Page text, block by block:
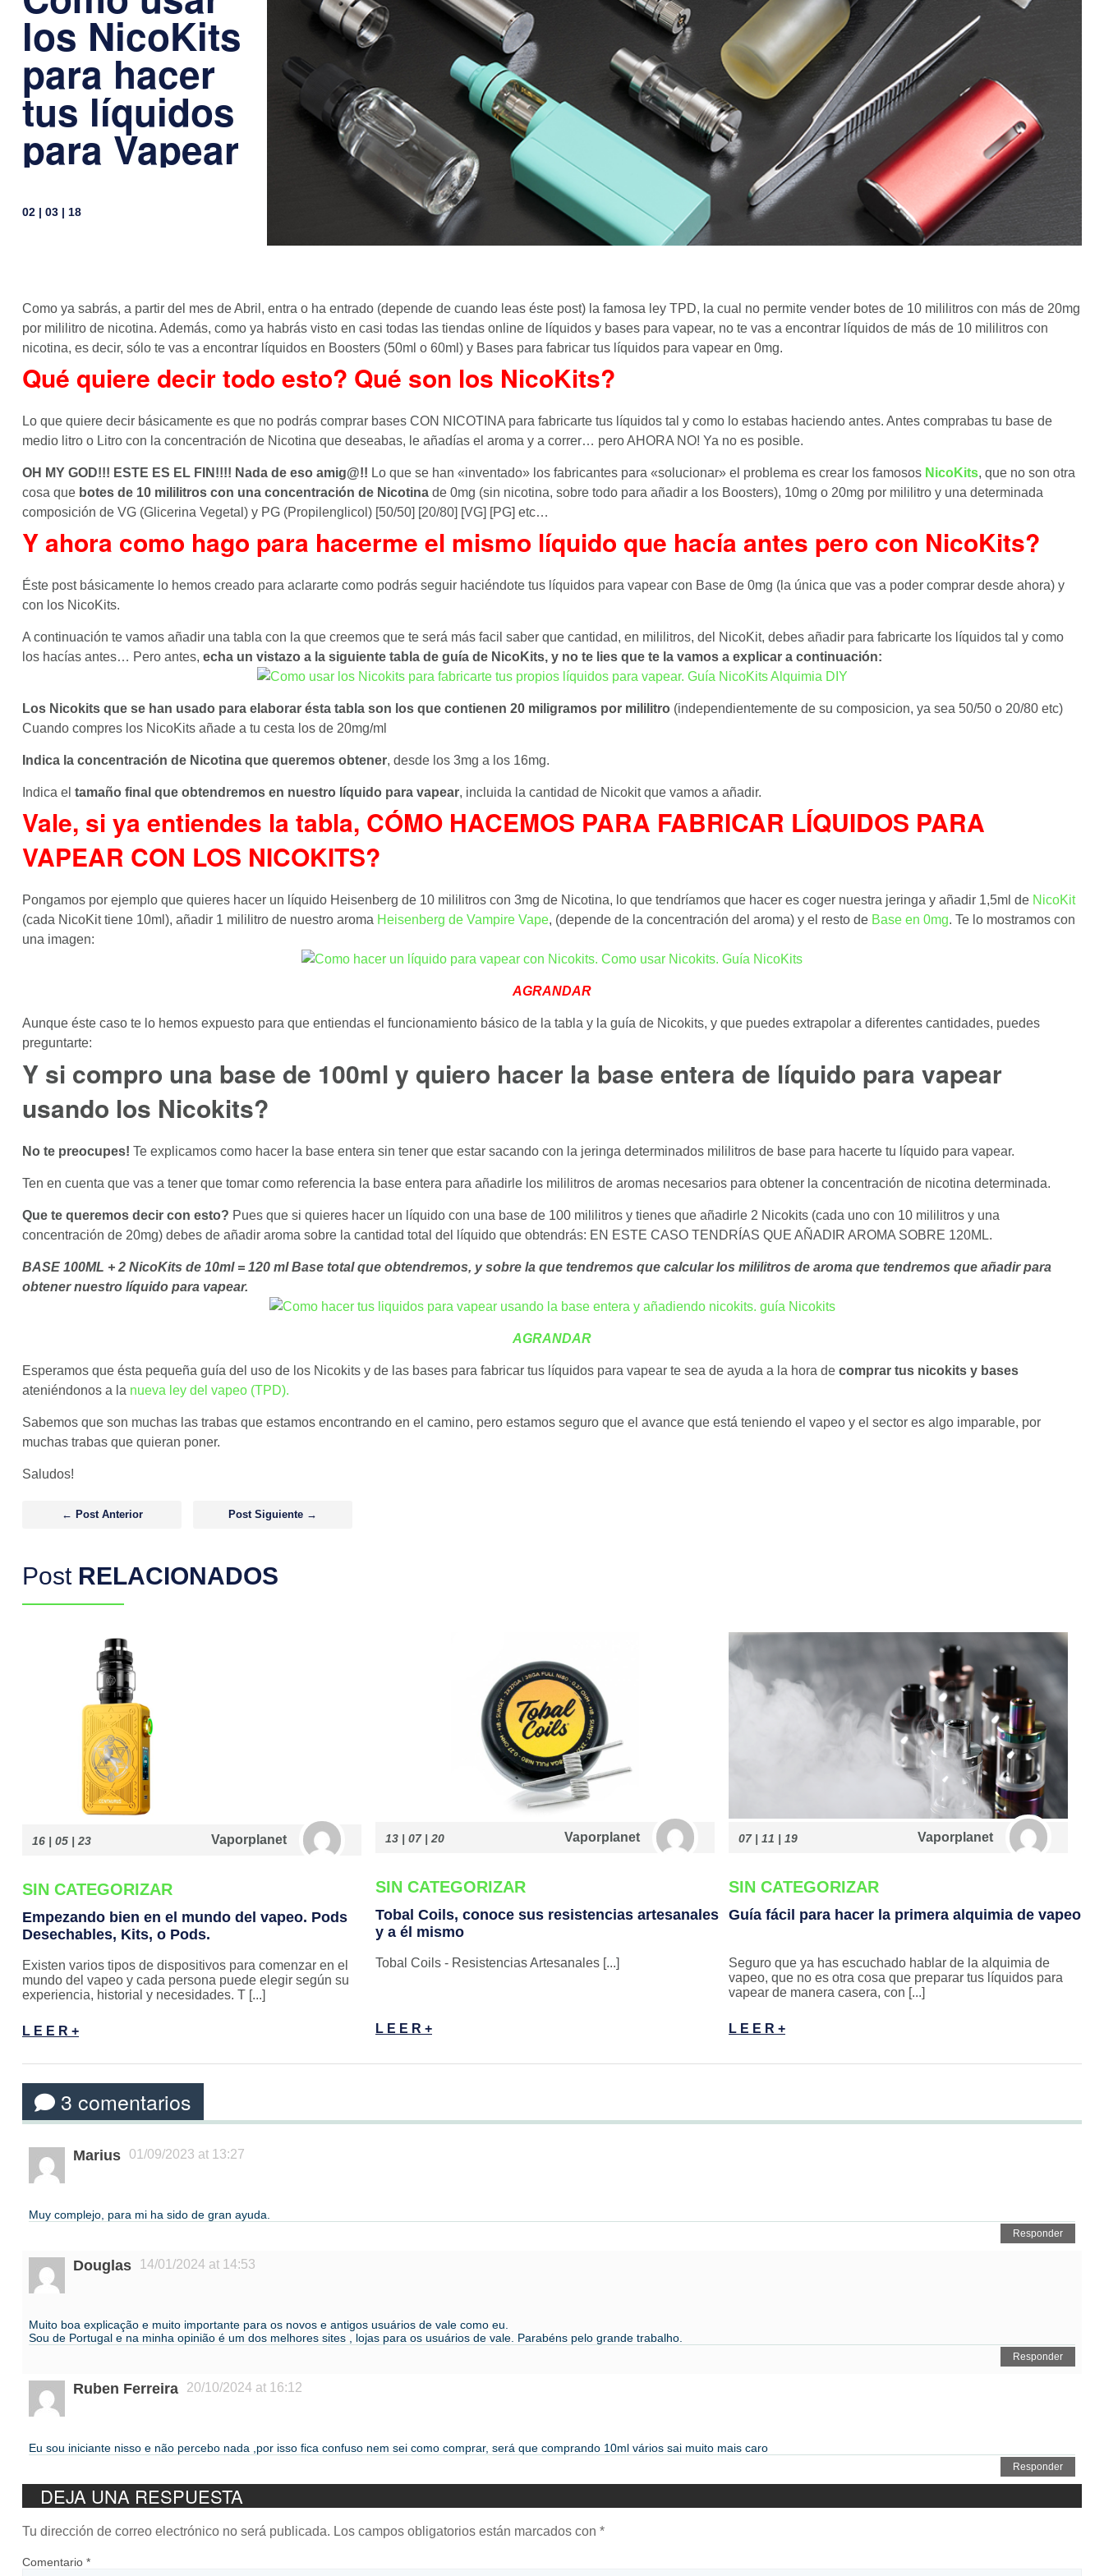
02 | 03 | 18
los NicoKits
para hacer
tus líquidos
para Vapear
Como ya sabrás, a partir del mes de Abril, entra o ha entrado (depende de cuando leas éste post) la famosa ley TPD, la cual no permite vender botes de 10 mililitros con más de 20mg
por mililitro de nicotina. Además, como ya habrás visto en casi todas las tiendas online de líquidos y bases para vapear, no te vas a encontrar líquidos de más de 10 mililitros con
nicotina, es decir, sólo te vas a encontrar líquidos en Boosters (50ml o 60ml) y Bases para fabricar tus líquidos para vapear en 0mg.
Qué quiere decir todo esto? Qué son los NicoKits?
Lo que quiere decir básicamente es que no podrás comprar bases CON NICOTINA para fabricarte tus líquidos tal y como lo estabas haciendo antes. Antes comprabas tu base de
medio litro o Litro con la concentración de Nicotina que deseabas, le añadías el aroma y a correr… pero AHORA NO! Ya no es posible.
OH MY GOD!!! ESTE ES EL FIN!!!! Nada de eso amig@!! Lo que se han «inventado» los fabricantes para «solucionar» el problema es crear los famosos NicoKits, que no son otra
cosa que botes de 10 mililitros con una concentración de Nicotina de 0mg (sin nicotina, sobre todo para añadir a los Boosters), 10mg o 20mg por mililitro y una determinada
composición de VG (Glicerina Vegetal) y PG (Propilenglicol) [50/50] [20/80] [VG] [PG] etc…
Y ahora como hago para hacerme el mismo líquido que hacía antes pero con NicoKits?
Éste post básicamente lo hemos creado para aclararte como podrás seguir haciéndote tus líquidos para vapear con Base de 0mg (la única que vas a poder comprar desde ahora) y
con los NicoKits.
A continuación te vamos añadir una tabla con la que creemos que te será más facil saber que cantidad, en mililitros, del NicoKit, debes añadir para fabricarte los líquidos tal y como
los hacías antes… Pero antes, echa un vistazo a la siguiente tabla de guía de NicoKits, y no te lies que te la vamos a explicar a continuación:
Los Nicokits que se han usado para elaborar ésta tabla son los que contienen 20 miligramos por mililitro (independientemente de su composicion, ya sea 50/50 o 20/80 etc)
Cuando compres los NicoKits añade a tu cesta los de 20mg/ml
Indica la concentración de Nicotina que queremos obtener, desde los 3mg a los 16mg.
Indica el tamaño final que obtendremos en nuestro líquido para vapear, incluida la cantidad de Nicokit que vamos a añadir.
Vale, si ya entiendes la tabla, CÓMO HACEMOS PARA FABRICAR LÍQUIDOS PARA
VAPEAR CON LOS NICOKITS?
Pongamos por ejemplo que quieres hacer un líquido Heisenberg de 10 mililitros con 3mg de Nicotina, lo que tendríamos que hacer es coger nuestra jeringa y añadir 1,5ml de NicoKit
(cada NicoKit tiene 10ml), añadir 1 mililitro de nuestro aroma Heisenberg de Vampire Vape, (depende de la concentración del aroma) y el resto de Base en 0mg. Te lo mostramos con
una imagen:
AGRANDAR
Aunque éste caso te lo hemos expuesto para que entiendas el funcionamiento básico de la tabla y la guía de Nicokits, y que puedes extrapolar a diferentes cantidades, puedes
preguntarte:
Y si compro una base de 100ml y quiero hacer la base entera de líquido para vapear
usando los Nicokits?
No te preocupes! Te explicamos como hacer la base entera sin tener que estar sacando con la jeringa determinados mililitros de base para hacerte tu líquido para vapear.
Ten en cuenta que vas a tener que tomar como referencia la base entera para añadirle los mililitros de aromas necesarios para obtener la concentración de nicotina determinada.
Que te queremos decir con esto? Pues que si quieres hacer un líquido con una base de 100 mililitros y tienes que añadirle 2 Nicokits (cada uno con 10 mililitros y una
concentración de 20mg) debes de añadir aroma sobre la cantidad total del líquido que obtendrás: EN ESTE CASO TENDRÍAS QUE AÑADIR AROMA SOBRE 120ML.
BASE 100ML + 2 NicoKits de 10ml = 120 ml Base total que obtendremos, y sobre la que tendremos que calcular los mililitros de aroma que tendremos que añadir para
obtener nuestro líquido para vapear.
AGRANDAR
Esperamos que ésta pequeña guía del uso de los Nicokits y de las bases para fabricar tus líquidos para vapear te sea de ayuda a la hora de comprar tus nicokits y bases
ateniéndonos a la nueva ley del vapeo (TPD).
Sabemos que son muchas las trabas que estamos encontrando en el camino, pero estamos seguro que el avance que está teniendo el vapeo y el sector es algo imparable, por
muchas trabas que quieran poner.
Saludos!
Post navigation
← Post Anterior Post Siguiente →
Post RELACIONADOS
16 | 05 | 23 Vaporplanet
SIN CATEGORIZAR
Empezando bien en el mundo del vapeo. Pods
Desechables, Kits, o Pods.
Existen varios tipos de dispositivos para comenzar en el
mundo del vapeo y cada persona puede elegir según su
experiencia, historial y necesidades. T [...]
L E E R +
13 | 07 | 20 Vaporplanet
SIN CATEGORIZAR
Tobal Coils, conoce sus resistencias artesanales
y a él mismo
Tobal Coils - Resistencias Artesanales [...]
L E E R +
07 | 11 | 19 Vaporplanet
SIN CATEGORIZAR
Guía fácil para hacer la primera alquimia de vapeo
Seguro que ya has escuchado hablar de la alquimia de
vapeo, que no es otra cosa que preparar tus líquidos para
vapear de manera casera, con [...]
L E E R +
3 comentarios
Marius 01/09/2023 at 13:27
Muy complejo, para mi ha sido de gran ayuda.
Responder
Douglas 14/01/2024 at 14:53
Muito boa explicação e muito importante para os novos e antigos usuários de vale como eu.
Sou de Portugal e na minha opinião é um dos melhores sites , lojas para os usuários de vale. Parabéns pelo grande trabalho.
Responder
Ruben Ferreira 20/10/2024 at 16:12
Eu sou iniciante nisso e não percebo nada ,por isso fica confuso nem sei como comprar, será que comprando 10ml vários sai muito mais caro
Responder
DEJA UNA RESPUESTA
Tu dirección de correo electrónico no será publicada. Los campos obligatorios están marcados con *
Comentario *